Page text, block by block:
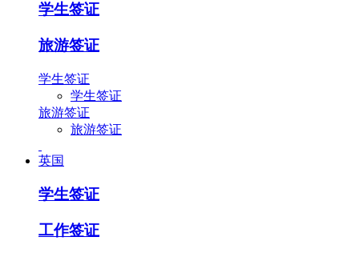
学生签证
旅游签证
学生签证
学生签证
旅游签证
旅游签证
英国
学生签证
工作签证